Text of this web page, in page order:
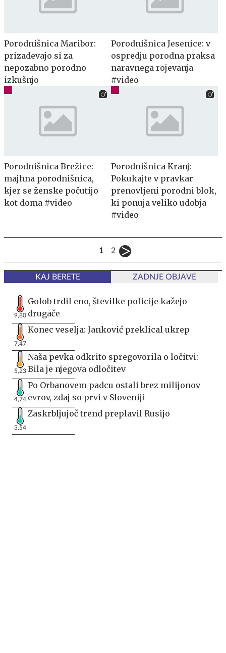
Porodnišnica Maribor:
prizadevajo si za
nepozabno porodno
izkušnjo
Porodnišnica Jesenice: v
ospredju porodna praksa
naravnega rojevanja
#video
Porodnišnica Brežice:
majhna porodnišnica,
kjer se ženske počutijo
kot doma #video
Porodnišnica Kranj:
Pokukajte v pravkar
prenovljeni porodni blok,
ki ponuja veliko udobja
#video
1 2
KAJ BERETE ZADNJE OBJAVE
9,80
Golob trdil eno, številke policije kažejo
drugače
7,47
Konec veselja: Janković preklical ukrep
5,23
Naša pevka odkrito spregovorila o ločitvi:
Bila je njegova odločitev
4,74
Po Orbanovem padcu ostali brez milijonov
evrov, zdaj so prvi v Sloveniji
3,54
Zaskrbljujoč trend preplavil Rusijo